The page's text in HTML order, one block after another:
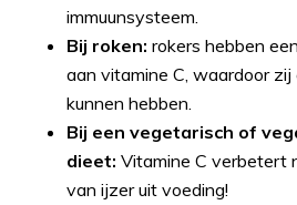
immuunsysteem.
Bij roken: rokers hebben
aan vitamine C, waardoor
kunnen hebben.
Bij een vegetarisch of
dieet: Vitamine C verbetert
van ijzer uit voeding!